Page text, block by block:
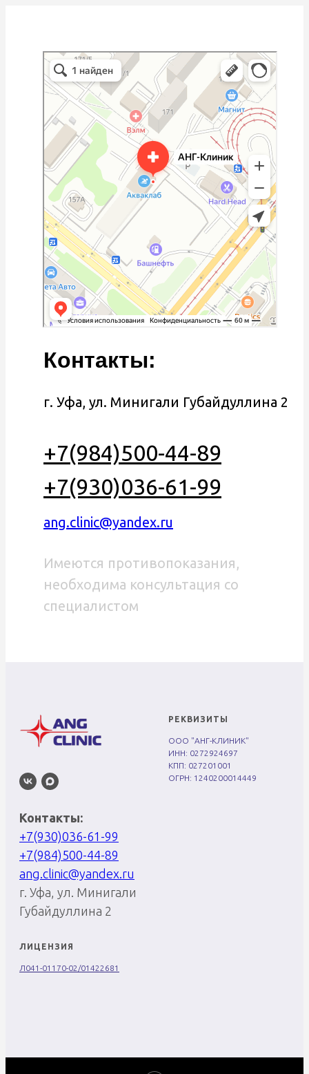
АНГ-Клиник
Медцентр, клиника в Уфе
Диагностический центр в Уфе
Контакты:
+7(984)500-44-89
+7(930)036-61-99
ang.clinic@yandex.ru
Имеются противопоказания,
необходима консультация со
специалистом
г. Уфа, ул. Минигали Губайдуллина 2
Контакты:
+7(930)036-61-99
+7(984)500-44-89
ang.clinic@yandex.ru
г. Уфа, ул. Минигали
Губайдуллина 2
РЕКВИЗИТЫ
ООО "АНГ-КЛИНИК"
ИНН: 0272924697
КПП: 027201001
ОГРН: 1240200014449
ЛИЦЕНЗИЯ
Л041-01170-02/01422681